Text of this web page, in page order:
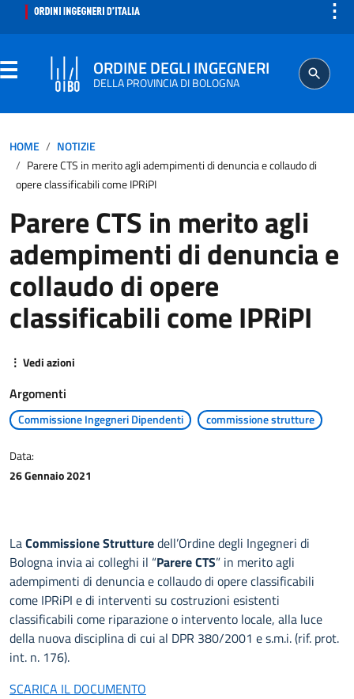
⋮
ORDINE DEGLI INGEGNERI
DELLA PROVINCIA DI BOLOGNA
SEGRETERIA
ISCRITTO
PROFESSIONE
AGGIORNAMENTO PROFESSIONALE
HOME
NOTIZIE
Parere CTS in merito agli adempimenti di denuncia e collaudo di
opere classificabili come IPRiPI
Parere CTS in merito agli
adempimenti di denuncia e
collaudo di opere
classificabili come IPRiPI
⋮ Vedi azioni
Argomenti
Commissione Ingegneri Dipendenti commissione strutture
Data:
26 Gennaio 2021
LaCommissione Strutturedell’Ordine degli Ingegneri di
Bologna invia ai colleghi il “Parere CTS” in merito agli
adempimenti di denuncia e collaudo di opere classificabili
come IPRiPI e di interventi su costruzioni esistenti
classificabili come riparazione o intervento locale, alla luce
della nuova disciplina di cui al DPR 380/2001 e s.m.i. (rif. prot.
int. n. 176).
SCARICA IL DOCUMENTO